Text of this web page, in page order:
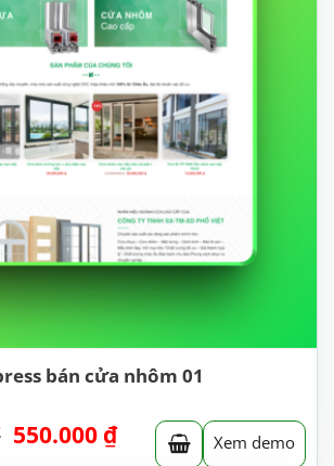
bán cửa nhôm 01
Giá
550.000 ₫Giá
hiện Xem demo